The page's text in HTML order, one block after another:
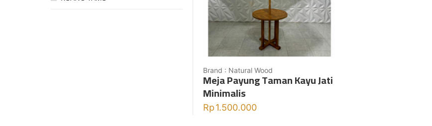
Brand : Natural Wood
Meja Payung Taman Kayu Jati
Minimalis
Rp1.500.000